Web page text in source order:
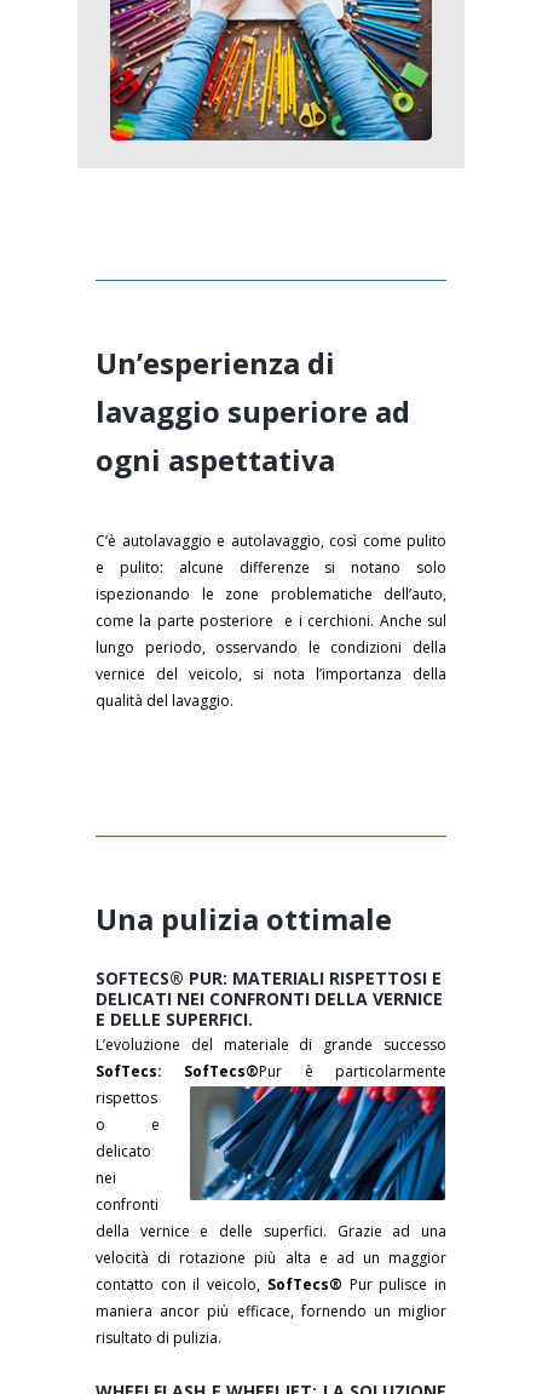
Un’esperienza di
lavaggio superiore ad
ogni aspettativa
C’è autolavaggio e autolavaggio, così come pulito
e pulito: alcune differenze si notano solo
ispezionando le zone problematiche dell’auto,
come la parte posteriore e i cerchioni. Anche sul
lungo periodo, osservando le condizioni della
vernice del veicolo, si nota l’importanza della
qualità del lavaggio.
Una pulizia ottimale
SOFTECS® PUR: MATERIALI RISPETTOSI E
DELICATI NEI CONFRONTI DELLA VERNICE
E DELLE SUPERFICI.
L’evoluzione del materiale di grande successo
SofTecs: SofTecs®Pur èparticolarmente
rispettos
o e
delicato
nei
confronti
della vernice e delle superfici. Grazie ad una
velocità di rotazione più alta e ad un maggior
contatto con il veicolo, SofTecs® Pur pulisce in
maniera ancor più efficace, fornendo un miglior
risultato di pulizia.